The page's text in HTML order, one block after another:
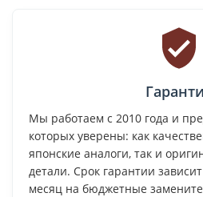
Мы работаем с 2010 года и
которых уверены: как
японские аналоги, так и
детали. Срок гарантии
месяц на бюджетные